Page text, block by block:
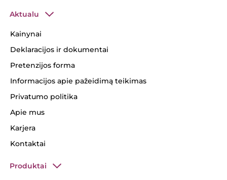
Aktualu
Kainynai
Deklaracijos ir dokumentai
Pretenzijos forma
Informacijos apie pažeidimą teikimas
Privatumo politika
Apie mus
Karjera
Kontaktai
Produktai